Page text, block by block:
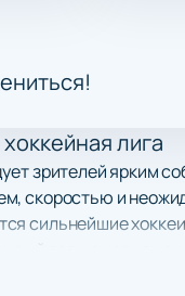
лига
зрителей ярким
скоростью и
сильнейшие
большого